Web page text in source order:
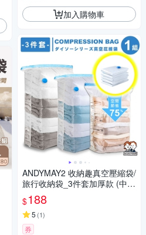
加入購物車
ANDYMAY2 收納趣真空壓縮袋/
旅行收納袋_3件套加厚款 (中
+大+特大) OH-Q800【旅行壓
縮袋 旅行袋 收納袋】
$188
5 (1)
券